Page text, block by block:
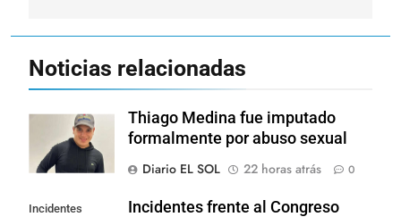
Noticias relacionadas
Thiago Medina fue imputado
formalmente por abuso sexual
Diario EL SOL
22 horas atrás 0
Incidentes
Incidentes frente al Congreso